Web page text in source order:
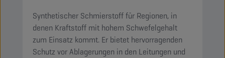
Synthetischer Schmierstoff für Regionen, in
denen Kraftstoff mit hohem Schwefelgehalt
zum Einsatz kommt. Er bietet hervorragenden
Schutz vor Ablagerungen in den Leitungen und